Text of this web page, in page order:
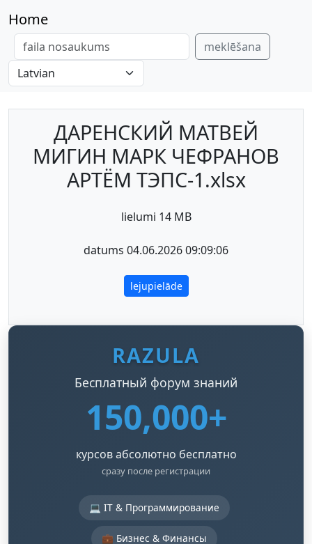
Home
meklēšana
ДАРЕНСКИЙ МАТВЕЙ
МИГИН МАРК ЧЕФРАНОВ
АРТЁМ ТЭПС-1.xlsx
lielumi 14 MB
datums 04.06.2026 09:09:06
lejupielāde
RAZULA
Бесплатный форум знаний
150,000+
курсов абсолютно бесплатно
сразу после регистрации
💻 IT & Программирование
💼 Бизнес & Финансы